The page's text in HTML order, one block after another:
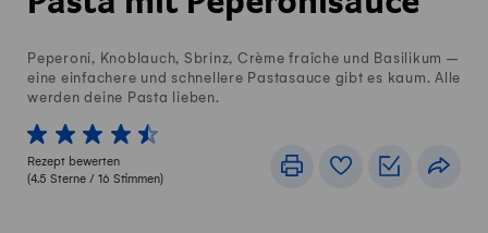
Peperoni, Knoblauch, Sbrinz, Crème fraîche und Basilikum –
eine einfachere und schnellere Pastasauce gibt es kaum. Alle
werden deine Pasta lieben.
1 von 5 Sterne
2 von 5 Sterne
3 von 5 Sterne
4 von 5 Sterne
5 von 5 Sterne
Rezept bewerten
(4.5 Sterne / 16 Stimmen)
DruckenRezeptbuch